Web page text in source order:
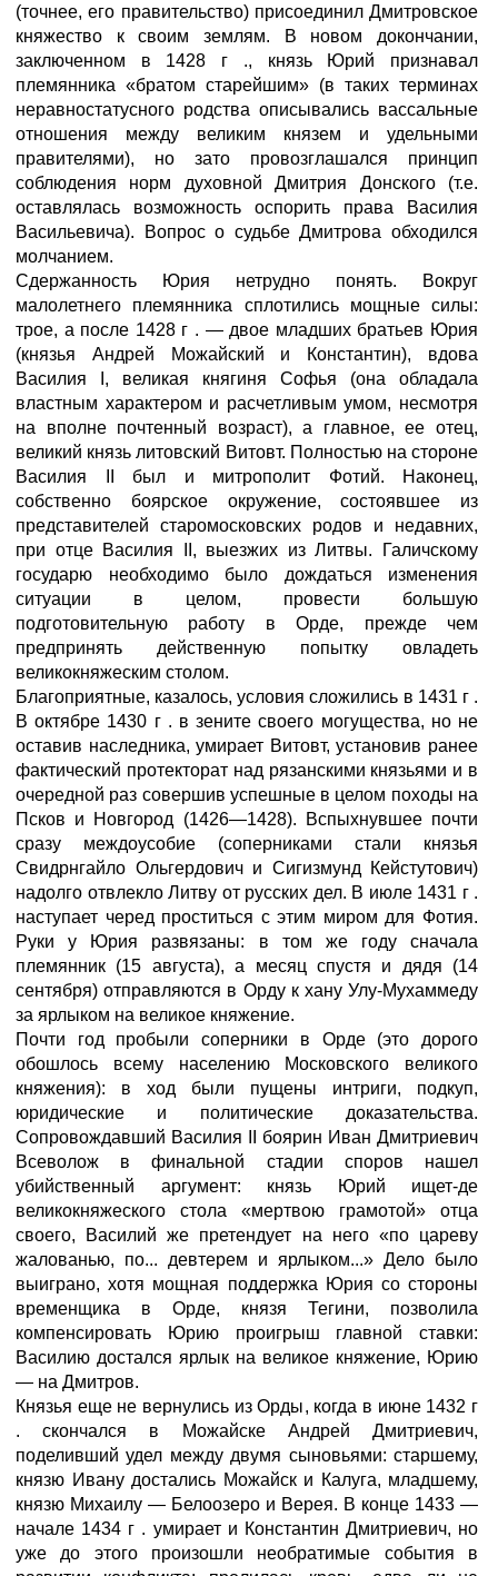
(точнее, его правительство) присоединил Дмитровское
княжество к своим землям. В новом докончании,
заключенном в 1428 г ., князь Юрий признавал
племянника «братом старейшим» (в таких терминах
неравностатусного родства описывались вассальные
отношения между великим князем и удельными
правителями), но зато провозглашался принцип
соблюдения норм духовной Дмитрия Донского (т.е.
оставлялась возможность оспорить права Василия
Васильевича). Вопрос о судьбе Дмитрова обходился
молчанием.
Сдержанность Юрия нетрудно понять. Вокруг
малолетнего племянника сплотились мощные силы:
трое, а после 1428 г . — двое младших братьев Юрия
(князья Андрей Можайский и Константин), вдова
Василия I, великая княгиня Софья (она обладала
властным характером и расчетливым умом, несмотря
на вполне почтенный возраст), а главное, ее отец,
великий князь литовский Витовт. Полностью на стороне
Василия II был и митрополит Фотий. Наконец,
собственно боярское окружение, состоявшее из
представителей старомосковских родов и недавних,
при отце Василия II, выезжих из Литвы. Галичскому
государю необходимо было дождаться изменения
ситуации в целом, провести большую
подготовительную работу в Орде, прежде чем
предпринять действенную попытку овладеть
великокняжеским столом.
Благоприятные, казалось, условия сложились в 1431 г .
В октябре 1430 г . в зените своего могущества, но не
оставив наследника, умирает Витовт, установив ранее
фактический протекторат над рязанскими князьями и в
очередной раз совершив успешные в целом походы на
Псков и Новгород (1426—1428). Вспыхнувшее почти
сразу междоусобие (соперниками стали князья
Свидрнгайло Ольгердович и Сигизмунд Кейстутович)
надолго отвлекло Литву от русских дел. В июле 1431 г .
наступает черед проститься с этим миром для Фотия.
Руки у Юрия развязаны: в том же году сначала
племянник (15 августа), а месяц спустя и дядя (14
сентября) отправляются в Орду к хану Улу-Мухаммеду
за ярлыком на великое княжение.
Почти год пробыли соперники в Орде (это дорого
обошлось всему населению Московского великого
княжения): в ход были пущены интриги, подкуп,
юридические и политические доказательства.
Сопровождавший Василия II боярин Иван Дмитриевич
Всеволож в финальной стадии споров нашел
убийственный аргумент: князь Юрий ищет-де
великокняжеского стола «мертвою грамотой» отца
своего, Василий же претендует на него «по цареву
жалованью, по... девтерем и ярлыком...» Дело было
выиграно, хотя мощная поддержка Юрия со стороны
временщика в Орде, князя Тегини, позволила
компенсировать Юрию проигрыш главной ставки:
Василию достался ярлык на великое княжение, Юрию
— на Дмитров.
Князья еще не вернулись из Орды, когда в июне 1432 г
. скончался в Можайске Андрей Дмитриевич,
поделивший удел между двумя сыновьями: старшему,
князю Ивану достались Можайск и Калуга, младшему,
князю Михаилу — Белоозеро и Верея. В конце 1433 —
начале 1434 г . умирает и Константин Дмитриевич, но
уже до этого произошли необратимые события в